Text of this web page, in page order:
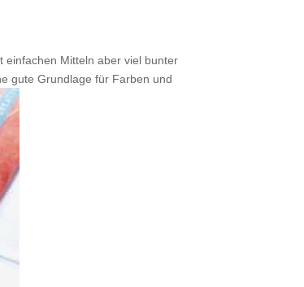
einfachen Mitteln aber viel bunter
gute Grundlage für Farben und